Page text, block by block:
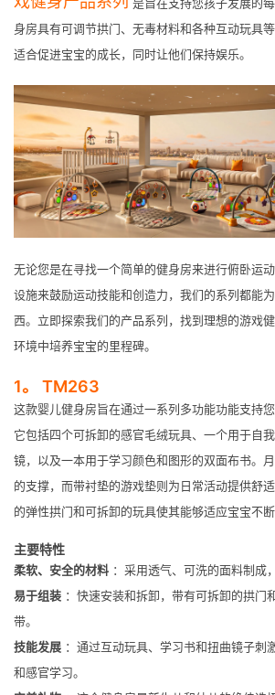
身房具有可调节拱门、无毒材料和各种互动玩具
适合促进宝宝的成长，同时让他们保持娱乐。
无论您是在寻找一个简单的健身房来进行俯卧运
设施来鼓励运动技能和创造力，我们的系列都能
西。立即探索我们的产品系列，找到理想的游戏
环境中培养宝宝的里程碑。
1。 TM263
这款婴儿健身房旨在通过一系列多功能功能支持您
它包括四个可拆卸的感官毛绒玩具、一个用于自
镜，以及一本用于学习颜色和图形的双面布书。
的支撑，而带衬垫的游戏垫则为日常活动提供舒
的弹性拱门和可拆卸的玩具使其能够适应宝宝不断
主要特性
柔软、安全的材料 ：采用透气、可洗的面料制成
易于组装 ：快速安装和拆卸，带有可拆卸的拱门
带。
技能发展 ：通过互动玩具、学习书和扭曲镜子刺
和感官学习。